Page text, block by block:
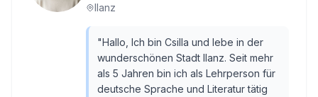
Ilanz
"Hallo, Ich bin Csilla und lebe in der
wunderschönen Stadt Ilanz. Seit mehr
als 5 Jahren bin ich als Lehrperson für
deutsche Sprache und Literatur tätig